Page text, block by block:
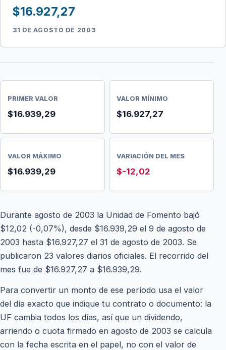
$16.927,27
31 DE AGOSTO DE 2003
PRIMER VALOR
$16.939,29
VALOR MÍNIMO
$16.927,27
VALOR MÁXIMO
$16.939,29
VARIACIÓN DEL MES
$-12,02
Durante agosto de 2003 la Unidad de Fomento bajó
$12,02 (-0,07%), desde $16.939,29 el 9 de agosto de
2003 hasta $16.927,27 el 31 de agosto de 2003. Se
publicaron 23 valores diarios oficiales. El recorrido del
mes fue de $16.927,27 a $16.939,29.
Para convertir un monto de ese período usa el valor
del día exacto que indique tu contrato o documento: la
UF cambia todos los días, así que un dividendo,
arriendo o cuota firmado en agosto de 2003 se calcula
con la fecha escrita en el papel, no con el valor de